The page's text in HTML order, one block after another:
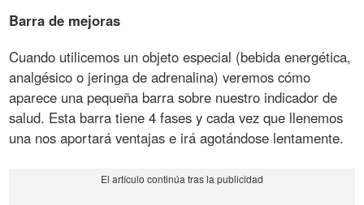
Barra de mejoras
Cuando utilicemos un objeto especial (bebida energética,
analgésico o jeringa de adrenalina) veremos cómo
aparece una pequeña barra sobre nuestro indicador de
salud. Esta barra tiene 4 fases y cada vez que llenemos
una nos aportará ventajas e irá agotándose lentamente.